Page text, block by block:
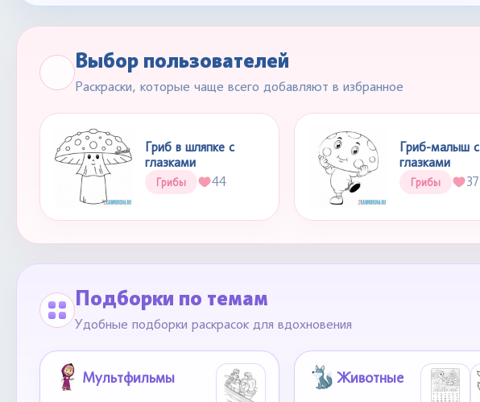
Выбор пользователей
Раскраски, которые чаще всего добавляют в избранное
Гриб в шляпке с
глазками
Грибы 44
Гриб-малыш с
глазками
Грибы 37
Подборки по темам
Удобные подборки раскрасок для вдохновения
Мультфильмы Животные